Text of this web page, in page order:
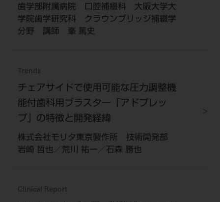
歯学部附属病院 口腔補綴科 大阪大学大
学院歯学研究科 クラウンブリッジ補綴学
分野 講師 峯 篤史
Trends
チェアサイドで使用可能な圧力調整機
能付歯科用ブラスター「アドプレッ
プ」の特徴と開発経緯
株式会社モリタ東京製作所 技術開発部
岩崎 哲也／荒川 祐一／石森 勝也
Clinical Report